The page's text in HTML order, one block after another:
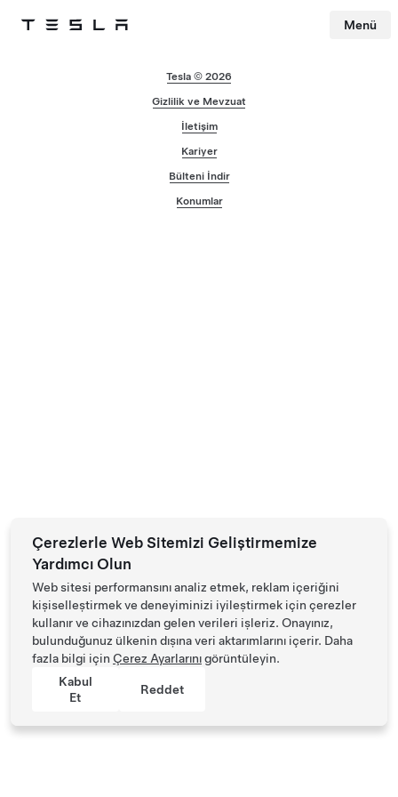
Tesla Menü
Tesla © 2026
Gizlilik ve Mevzuat
İletişim
Kariyer
Bülteni İndir
Konumlar
Çerezlerle Web Sitemizi Geliştirmemize
Yardımcı Olun
Web sitesi performansını analiz etmek, reklam içeriğini
kişiselleştirmek ve deneyiminizi iyileştirmek için çerezler
kullanır ve cihazınızdan gelen verileri işleriz. Onayınız,
bulunduğunuz ülkenin dışına veri aktarımlarını içerir. Daha
fazla bilgi için Çerez Ayarlarınıgörüntüleyin.
Kabul
Et
Reddet